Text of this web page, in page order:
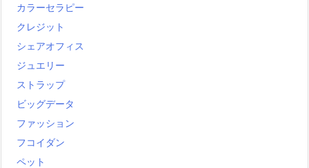
カラーセラピー
クレジット
シェアオフィス
ジュエリー
ストラップ
ビッグデータ
ファッション
フコイダン
ペット